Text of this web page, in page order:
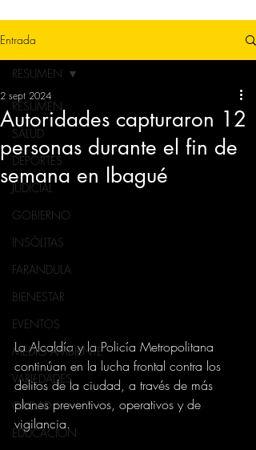
Entrada
RESUMEN
SALUD
DEPORTES
JUDICIAL
GOBIERNO
INSÓLITAS
FARANDULA
BIENESTAR
EVENTOS
MEDIO AMBIENTE
VARIEDADES
CIUDAD
EDUCACION
RESUMEN
Autoridades capturaron 12
personas durante el fin de
semana en Ibagué
2 sept 2024
La Alcaldía y la Policía Metropolitana
continúan en la lucha frontal contra los
delitos de la ciudad, a través de más
planes preventivos, operativos y de
vigilancia.